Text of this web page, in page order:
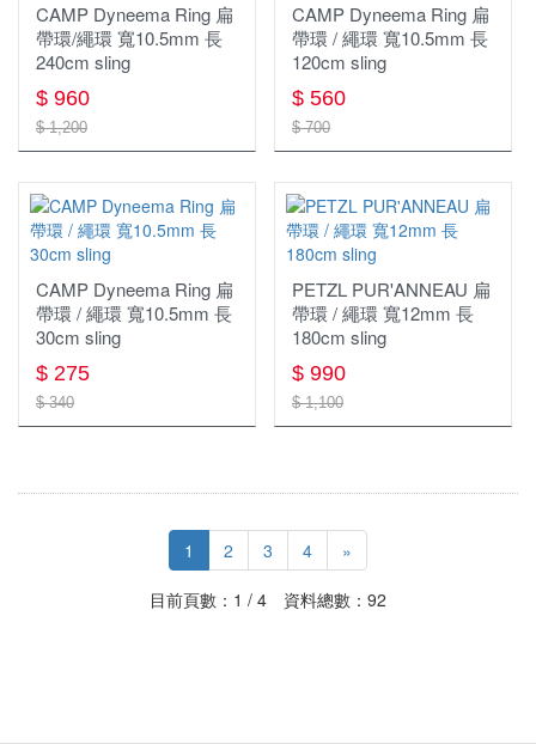
CAMP Dyneema Ring 扁
帶環/繩環 寬10.5mm 長
240cm sling
$ 960
$ 1,200
CAMP Dyneema Ring 扁
帶環 / 繩環 寬10.5mm 長
120cm sling
$ 560
$ 700
CAMP Dyneema Ring 扁
帶環 / 繩環 寬10.5mm 長
30cm sling
$ 275
$ 340
PETZL PUR'ANNEAU 扁
帶環 / 繩環 寬12mm 長
180cm sling
$ 990
$ 1,100
1 2 3 4 »
目前頁數：1 / 4 資料總數：92